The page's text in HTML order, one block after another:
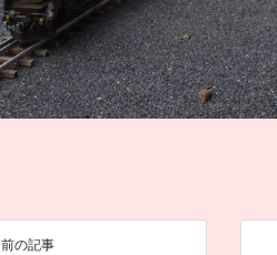
前の記事